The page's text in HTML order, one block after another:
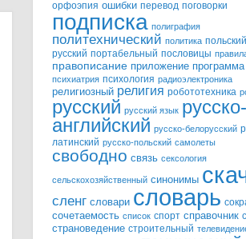
орфоэпия ошибки перевод поговорки
подписка полиграфия
политехнический политика польский
русский портабельный пословицы
правописание приложение программа
психиатрия психология радиоэлектроника
религиозный религия робототехника
русский русский язык русско-
английский русско-белорусский
латинский русско-польский самолеты
свободно связь сексология
сельскохозяйственный синонимы
сленг словари словарь
сочетаемость список спорт справочник
страноведение строительный